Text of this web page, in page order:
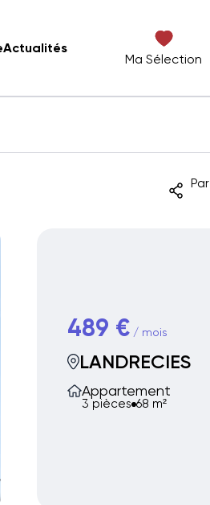
Actualités
Ma Sélection
489 €/ mois
LANDRECIES
Appartement
3 pièces 68 m²